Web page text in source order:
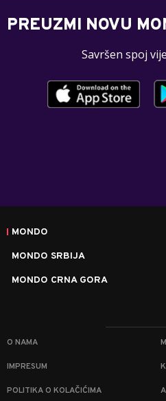
PREUZMI NOVU
Savršen spoj
MONDO
MONDO SRBIJA
MONDO CRNA GORA
O NAMA
IMPRESUM
POLITIKA O KOLAČIĆIMA